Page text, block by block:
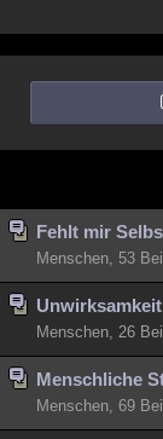
Fehlt mir
Menschen, 53
Menschen, 26
Menschliche
Menschen, 69